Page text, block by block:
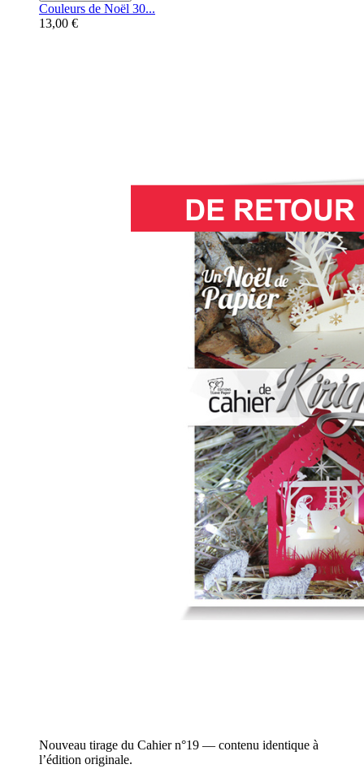
Couleurs de Noël 30...
13,00 €
Nouveau tirage du Cahier n°19 — contenu identique à
l’édition originale.